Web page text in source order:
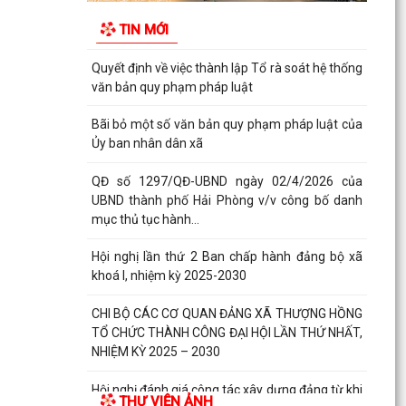
TIN MỚI
biểu trên...
Quyết định về việc thành lập Tổ rà soát hệ thống
văn bản quy phạm pháp luật
Bãi bỏ một số văn bản quy phạm pháp luật của
Ủy ban nhân dân xã
QĐ số 1297/QĐ-UBND ngày 02/4/2026 của
UBND thành phố Hải Phòng v/v công bố danh
mục thủ tục hành...
Hội nghị lần thứ 2 Ban chấp hành đảng bộ xã
khoá I, nhiệm kỳ 2025-2030
CHI BỘ CÁC CƠ QUAN ĐẢNG XÃ THƯỢNG HỒNG
TỔ CHỨC THÀNH CÔNG ĐẠI HỘI LẦN THỨ NHẤT,
NHIỆM KỲ 2025 – 2030
Hội nghị đánh giá công tác xây dựng đảng từ khi
THƯ VIỆN ẢNH